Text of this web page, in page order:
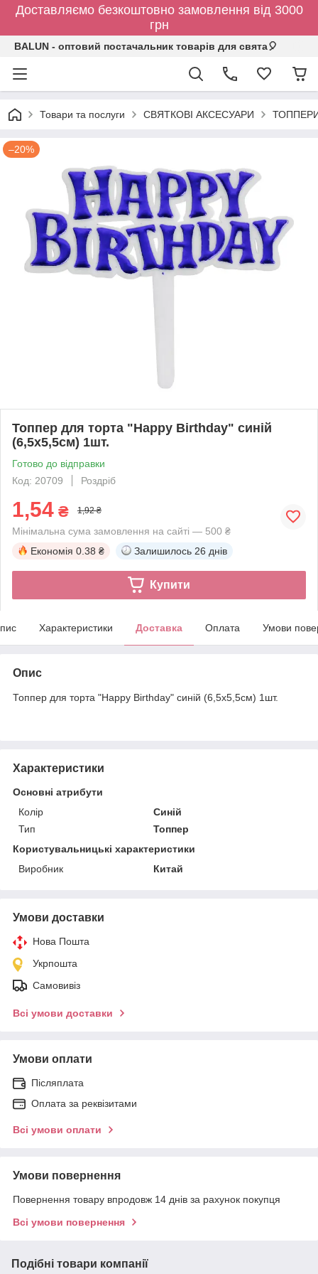
Доставляємо безкоштовно замовлення від 3000
грн
BALUN - оптовий постачальник товарів для свята🎈
Товари та послуги СВЯТКОВІ АКСЕСУАРИ
–20%
Топпер для торта "Happy Birthday" синій
(6,5х5,5см) 1шт.
Готово до відправки
Код: 20709
Роздріб
1,54 ₴ 1,92 ₴
Мінімальна сума замовлення на сайті — 500 ₴
Економія 0.38 ₴ Залишилось 26 днів
Купити
Характеристики Доставка Оплата Умови
Опис
Топпер для торта "Happy Birthday" синій (6,5х5,5см) 1шт.
Характеристики
Основні атрибути
Колір
Синій
Тип
Топпер
Користувальницькі характеристики
Виробник
Китай
Умови доставки
Нова Пошта
Укрпошта
Самовивіз
Всі умови доставки
Умови оплати
Післяплата
Оплата за реквізитами
Всі умови оплати
Умови повернення
Повернення товару впродовж 14 днів за рахунок покупця
Всі умови повернення
Подібні товари компанії